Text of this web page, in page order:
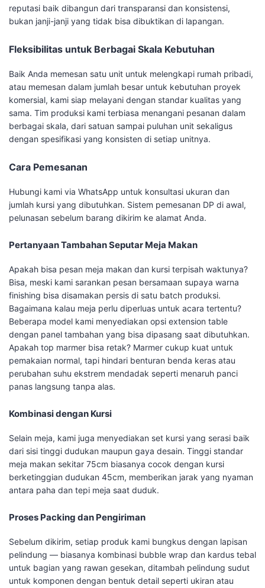
reputasi baik dibangun dari transparansi dan konsistensi,
bukan janji-janji yang tidak bisa dibuktikan di lapangan.
Fleksibilitas untuk Berbagai Skala Kebutuhan
Baik Anda memesan satu unit untuk melengkapi rumah pribadi,
atau memesan dalam jumlah besar untuk kebutuhan proyek
komersial, kami siap melayani dengan standar kualitas yang
sama. Tim produksi kami terbiasa menangani pesanan dalam
berbagai skala, dari satuan sampai puluhan unit sekaligus
dengan spesifikasi yang konsisten di setiap unitnya.
Cara Pemesanan
Hubungi kami via WhatsApp untuk konsultasi ukuran dan
jumlah kursi yang dibutuhkan. Sistem pemesanan DP di awal,
pelunasan sebelum barang dikirim ke alamat Anda.
Pertanyaan Tambahan Seputar Meja Makan
Apakah bisa pesan meja makan dan kursi terpisah waktunya?
Bisa, meski kami sarankan pesan bersamaan supaya warna
finishing bisa disamakan persis di satu batch produksi.
Bagaimana kalau meja perlu diperluas untuk acara tertentu?
Beberapa model kami menyediakan opsi extension table
dengan panel tambahan yang bisa dipasang saat dibutuhkan.
Apakah top marmer bisa retak? Marmer cukup kuat untuk
pemakaian normal, tapi hindari benturan benda keras atau
perubahan suhu ekstrem mendadak seperti menaruh panci
panas langsung tanpa alas.
Kombinasi dengan Kursi
Selain meja, kami juga menyediakan set kursi yang serasi baik
dari sisi tinggi dudukan maupun gaya desain. Tinggi standar
meja makan sekitar 75cm biasanya cocok dengan kursi
berketinggian dudukan 45cm, memberikan jarak yang nyaman
antara paha dan tepi meja saat duduk.
Proses Packing dan Pengiriman
Sebelum dikirim, setiap produk kami bungkus dengan lapisan
pelindung — biasanya kombinasi bubble wrap dan kardus tebal
untuk bagian yang rawan gesekan, ditambah pelindung sudut
untuk komponen dengan bentuk detail seperti ukiran atau